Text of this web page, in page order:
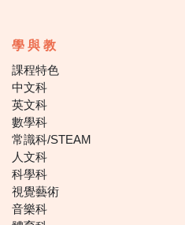
學 與 教
課程特色
中文科
英文科
數學科
常識科/STEAM
人文科
科學科
視覺藝術
音樂科